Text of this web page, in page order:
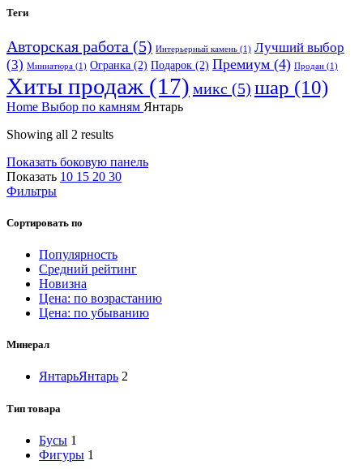
Теги
Авторская работа (5) Интерьерный камень (1) Лучший выбор
(3) Миниатюра (1) Огранка (2) Подарок (2) Премиум (4) Продан (1)
Хиты продаж (17) микс (5) шар (10)
Home Выбор по камням Янтарь
Showing all 2 results
Показать боковую панель
Показать 10 15 20 30
Фильтры
Сортировать по
Популярность
Средний рейтинг
Новизна
Цена: по возрастанию
Цена: по убыванию
Минерал
ЯнтарьЯнтарь 2
Тип товара
Бусы 1
Фигуры 1